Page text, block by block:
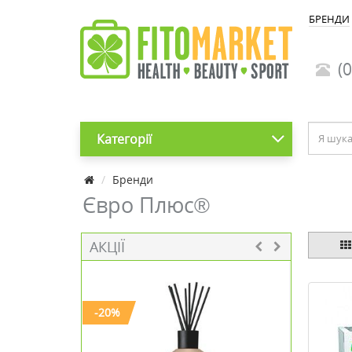
БРЕНДИ
Категорії
Бренди
Євро Плюс®
АКЦІЇ
-20%